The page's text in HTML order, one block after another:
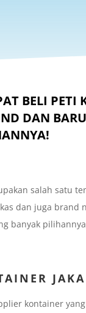
BELI PETI
DAN
salah satu
dan juga brand
banyak
kontainer